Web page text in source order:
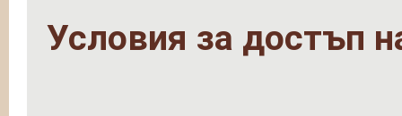
Условия за достъп